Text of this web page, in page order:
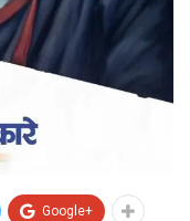
Google+